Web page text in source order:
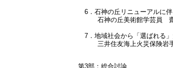
6．石神の丘リニューアルに
石神の丘美術館学芸員
7．地域社会から「選ばれる
三井住友海上火災保険岩
第3部：総合討論